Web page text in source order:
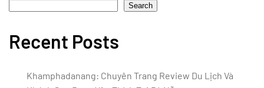
Search
Recent Posts
Khamphadanang: Chuyên Trang Review Du Lịch Và